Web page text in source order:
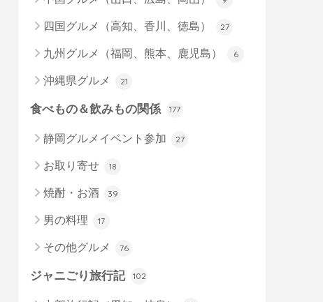
四国グルメ（高知、香川、徳島） 27
九州グルメ（福岡、熊本、鹿児島） 6
沖縄県グルメ 21
食べもの＆飲みもの関係 177
静岡グルメイベント参加 27
お取り寄せ 18
焼酎・お酒 39
男の料理 17
その他グルメ 76
ジャニごり旅行記 102